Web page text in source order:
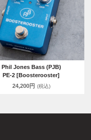
Phil Jones Bass (PJB)
PE-2 [Boosterooster]
24,200円 (税込)